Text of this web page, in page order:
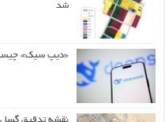
شد
«دیپ سیک»
نقشه تدقیق